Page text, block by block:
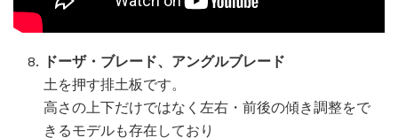
ドーザ・ブレード、アングルブレード
土を押す排土板です。
高さの上下だけではなく左右・前後の傾き調整をで
きるモデルも存在しており